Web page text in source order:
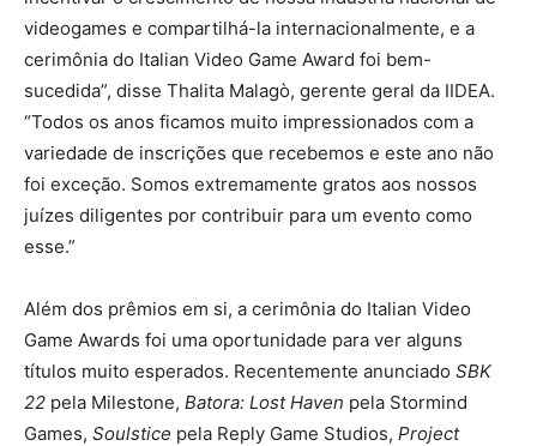
videogames e compartilhá-la internacionalmente, e a
cerimônia do Italian Video Game Award foi bem-
sucedida”, disse Thalita Malagò, gerente geral da IIDEA.
“Todos os anos ficamos muito impressionados com a
variedade de inscrições que recebemos e este ano não
foi exceção. Somos extremamente gratos aos nossos
juízes diligentes por contribuir para um evento como
esse.”
Além dos prêmios em si, a cerimônia do Italian Video
Game Awards foi uma oportunidade para ver alguns
títulos muito esperados. Recentemente anunciado SBK
22 pela Milestone, Batora: Lost Haven pela Stormind
Games, Soulstice pela Reply Game Studios, Project